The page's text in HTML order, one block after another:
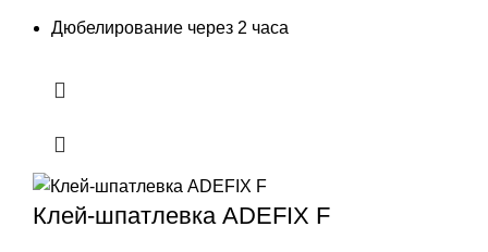
Дюбелирование через 2 часа
Клей-шпатлевка ADEFIX F